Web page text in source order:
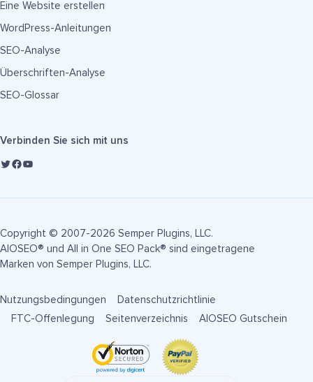
Eine Website erstellen
WordPress-Anleitungen
SEO-Analyse
Überschriften-Analyse
SEO-Glossar
Verbinden Sie sich mit uns
Copyright © 2007-2026 Semper Plugins, LLC.
AIOSEO® und All in One SEO Pack® sind eingetragene
Marken von Semper Plugins, LLC.
Nutzungsbedingungen
Datenschutzrichtlinie
FTC-Offenlegung
Seitenverzeichnis AIOSEO Gutschein